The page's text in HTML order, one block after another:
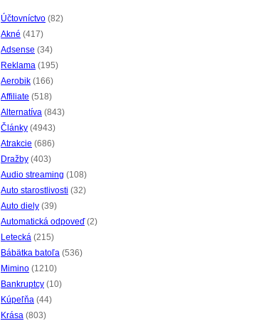
Účtovníctvo (82)
Akné (417)
Adsense (34)
Reklama (195)
Aerobik (166)
Affiliate (518)
Alternatíva (843)
Články (4943)
Atrakcie (686)
Dražby (403)
Audio streaming (108)
Auto starostlivosti (32)
Auto diely (39)
Automatická odpoveď(2)
Letecká (215)
Bábätka batoľa (536)
Mimino (1210)
Bankruptcy (10)
Kúpeľňa (44)
Krása (803)